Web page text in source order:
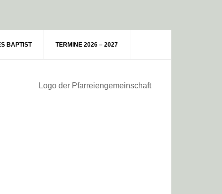
BAPTIST TERMINE 2026 – 2027